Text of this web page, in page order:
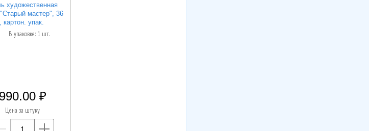
художественная
мастер", 36
картон. упак.
В упаковке: 1 шт.
990.00
Цена за штуку
—